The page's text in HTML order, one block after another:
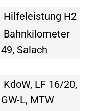
Hilfeleistung H2
Bahnkilometer
49, Salach
KdoW, LF 16/20,
GW-L, MTW